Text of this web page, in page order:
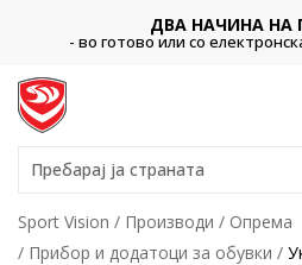
ДВА НАЧИНА НА
- во готово или со
Пребарај ја страната
Sport Vision Производи
Опрема
Прибор и додатоци за обувки